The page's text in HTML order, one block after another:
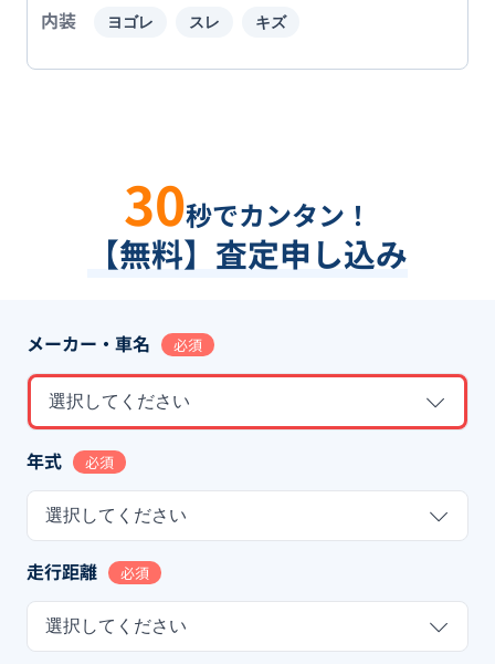
内装 ヨゴレ スレ キズ
30秒でカンタン！
【無料】査定申し込み
メーカー・車名 必須
選択してください
年式 必須
選択してください
走行距離 必須
選択してください